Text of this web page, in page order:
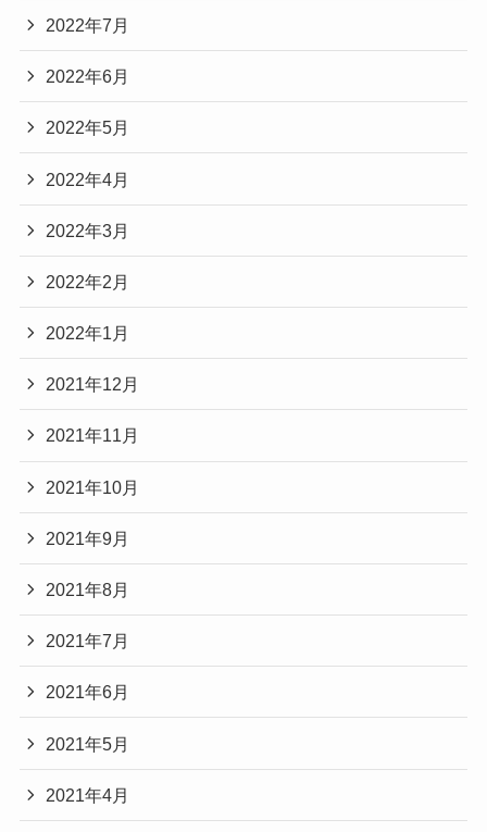
2022年7月
2022年6月
2022年5月
2022年4月
2022年3月
2022年2月
2022年1月
2021年12月
2021年11月
2021年10月
2021年9月
2021年8月
2021年7月
2021年6月
2021年5月
2021年4月